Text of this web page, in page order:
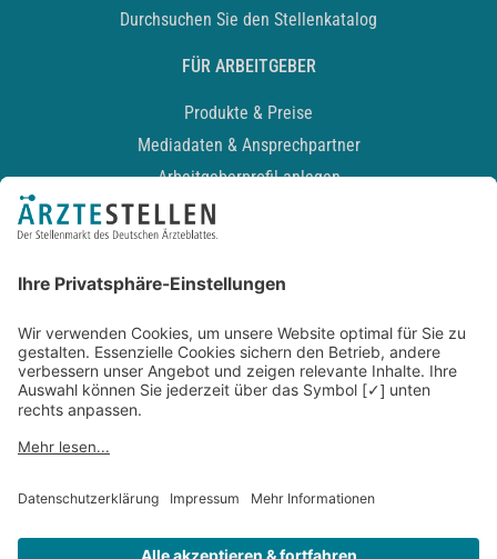
Durchsuchen Sie den Stellenkatalog
FÜR ARBEITGEBER
Produkte & Preise
Mediadaten & Ansprechpartner
Arbeitgeberprofil anlegen
Recruiting-Podcast
Kontakt
Datenschutz
Newsletter